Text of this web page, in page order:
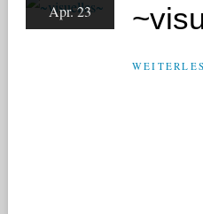
Apr. 23